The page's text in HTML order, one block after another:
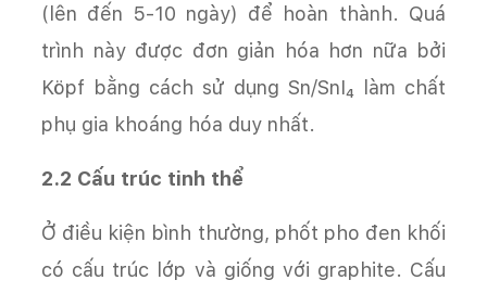
(lên đến 5-10 ngày) để hoàn thành. Quá
trình này được đơn giản hóa hơn nữa bởi
Köpf bằng cách sử dụng Sn/SnI₄ làm chất
phụ gia khoáng hóa duy nhất.
2.2 Cấu trúc tinh thể
Ở điều kiện bình thường, phốt pho đen khối
có cấu trúc lớp và giống với graphite. Cấu